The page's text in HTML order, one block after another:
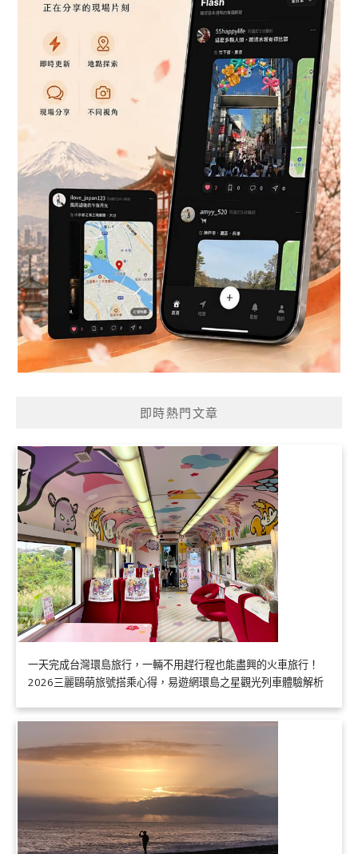
即時熱門文章
一天完成台灣環島旅行，一輛不用趕行程也能盡興的火車旅行！
2026三麗鷗萌旅號搭乘心得，易遊網環島之星觀光列車體驗解析